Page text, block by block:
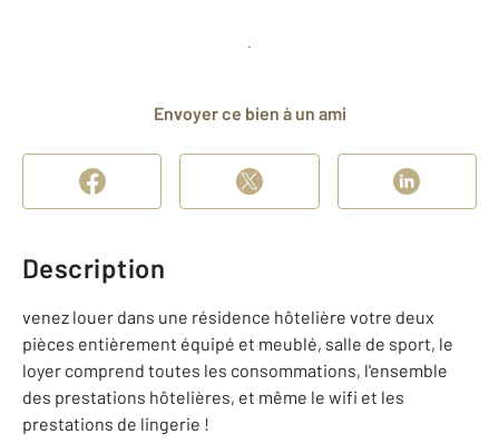
Envoyer ce bien à un ami
Description
venez louer dans une résidence hôtelière votre deux
pièces entièrement équipé et meublé, salle de sport, le
loyer comprend toutes les consommations, l'ensemble
des prestations hôtelières, et même le wifi et les
prestations de lingerie !